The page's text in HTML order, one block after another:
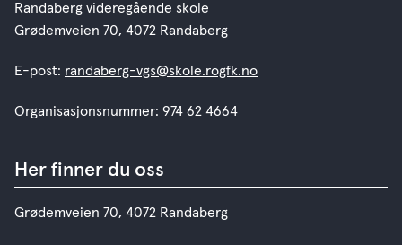
Randaberg videregående skole
Grødemveien 70, 4072 Randaberg
E-post: randaberg-vgs@skole.rogfk.no
Organisasjonsnummer: 974 62 4664
Her finner du oss
Grødemveien 70, 4072 Randaberg